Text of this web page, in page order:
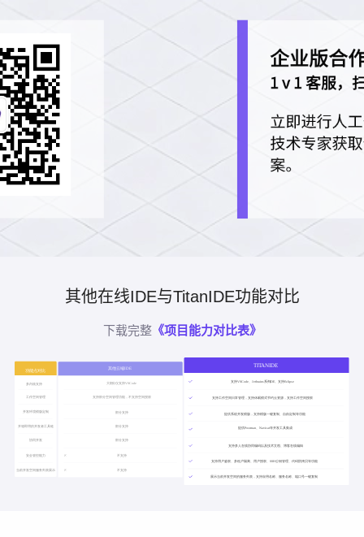
其他在线IDE与TitanIDE功能对比
下载完整《项目能力对比表》